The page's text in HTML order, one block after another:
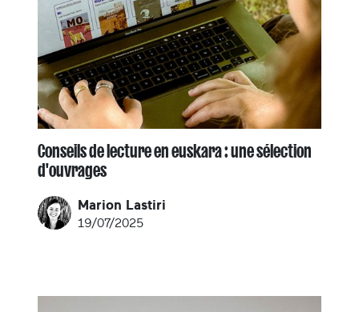
Conseils de lecture en euskara : une sélection
d'ouvrages
Marion Lastiri
19/07/2025